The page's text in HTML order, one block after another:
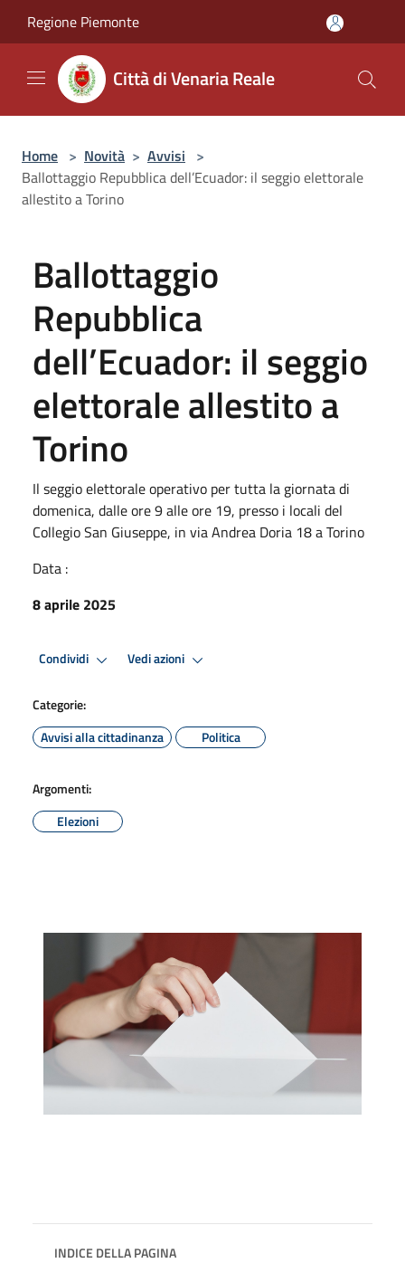
Regione Piemonte
Città di Venaria Reale
Home > Novità > Avvisi >
Ballottaggio Repubblica dell’Ecuador: il seggio elettorale
allestito a Torino
Ballottaggio
Repubblica
dell’Ecuador: il seggio
elettorale allestito a
Torino
Il seggio elettorale operativo per tutta la giornata di
domenica, dalle ore 9 alle ore 19, presso i locali del
Collegio San Giuseppe, in via Andrea Doria 18 a Torino
Data :
8 aprile 2025
Condividi Vedi azioni
Categorie:
Avvisi alla cittadinanza
Politica
Argomenti:
Elezioni
INDICE DELLA PAGINA